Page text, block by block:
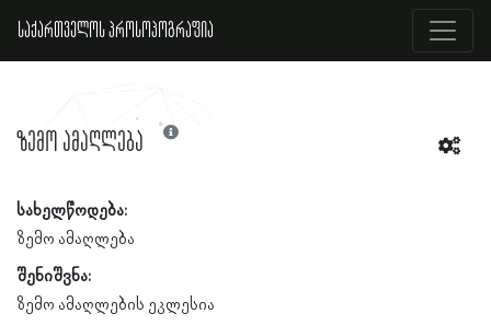
საქართველოს პროსოპოგრაფია
ზემო ამაღლება
სახელწოდება:
ზემო ამაღლება
შენიშვნა:
ზემო ამაღლების ეკლესია